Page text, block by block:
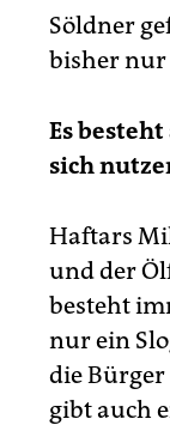
Söldner
bisher
Es
sich
Haftars
und der
besteht
nur ein
die
gibt auch